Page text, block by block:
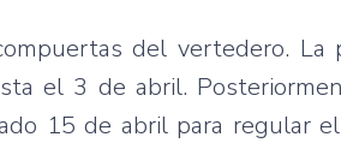
del vertedero. La
el 3 de abril.
15 de abril para regular